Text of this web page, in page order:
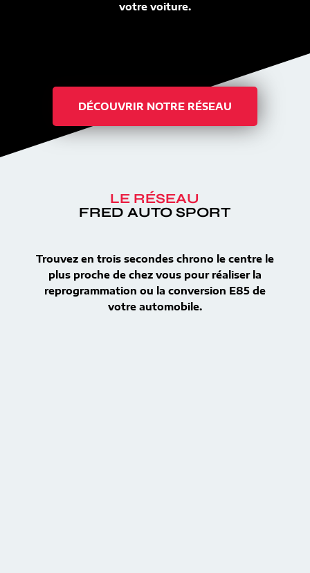
votre voiture.
DÉCOUVRIR NOTRE RÉSEAU
LE RÉSEAU
FRED AUTO SPORT
Trouvez en trois secondes chrono le centre le
plus proche de chez vous pour réaliser la
reprogrammation ou la conversion E85 de
votre automobile.